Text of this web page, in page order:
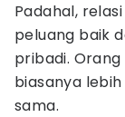
Padahal,
peluang baik
pribadi.
biasanya
sama.